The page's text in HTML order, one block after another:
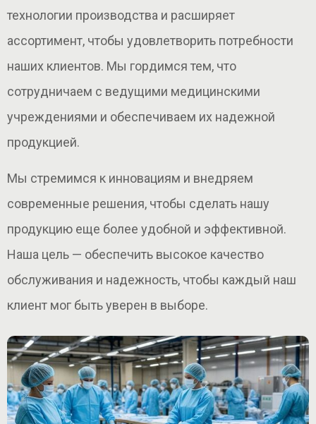
технологии производства и расширяет
ассортимент, чтобы удовлетворить потребности
наших клиентов. Мы гордимся тем, что
сотрудничаем с ведущими медицинскими
учреждениями и обеспечиваем их надежной
продукцией.
Мы стремимся к инновациям и внедряем
современные решения, чтобы сделать нашу
продукцию еще более удобной и эффективной.
Наша цель — обеспечить высокое качество
обслуживания и надежность, чтобы каждый наш
клиент мог быть уверен в выборе.